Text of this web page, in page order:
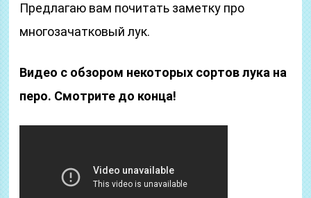
Предлагаю вам почитать заметку про
многозачатковый лук.
Видео с обзором некоторых сортов лука на
перо. Смотрите до конца!